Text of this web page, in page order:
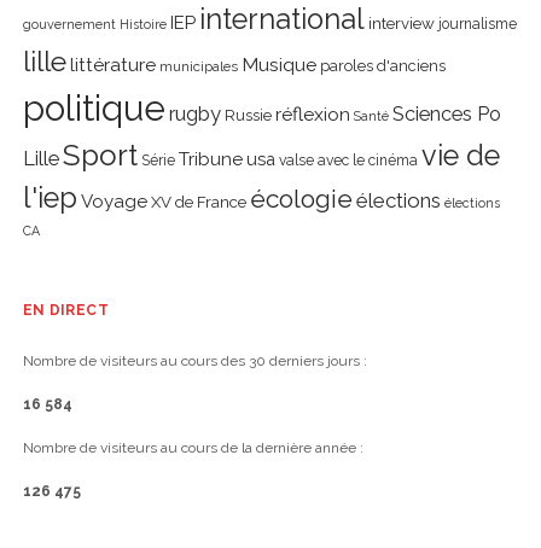
gouvernement Histoire IEP international interview journalisme
lillelittérature municipales Musique paroles d'anciens
politique rugby Russie réflexion Santé Sciences Po
LilleSport Série Tribune usa valse avec le cinéma vie de
l'iep Voyage XV de France écologie élections élections
CA
EN DIRECT
Nombre de visiteurs au cours des 30 derniers jours :
16 584
Nombre de visiteurs au cours de la dernière année :
126 475